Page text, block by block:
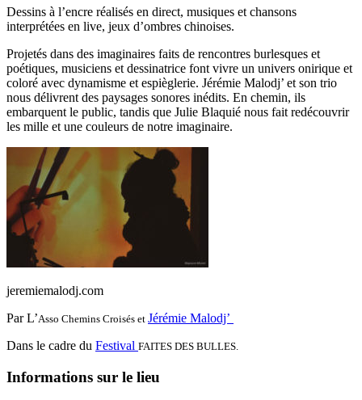
Dessins à l’encre réalisés en direct, musiques et chansons
interprétées en live, jeux d’ombres chinoises.
Projetés dans des imaginaires faits de rencontres burlesques et
poétiques, musiciens et dessinatrice font vivre un univers onirique et
coloré avec dynamisme et espièglerie. Jérémie Malodj’ et son trio
nous délivrent des paysages sonores inédits. En chemin, ils
embarquent le public, tandis que Julie Blaquié nous fait redécouvrir
les mille et une couleurs de notre imaginaire.
jeremiemalodj.com
Par L’Asso Chemins Croisés et Jérémie Malodj’
Dans le cadre du Festival FAITES DES BULLES.
Informations sur le lieu